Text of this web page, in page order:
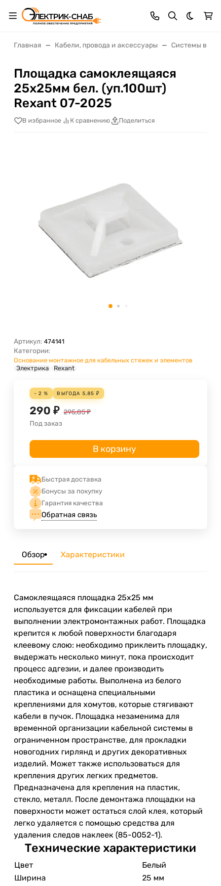
Темная
Главная Кабели, провода и аксессуары Системы
Площадка самоклеящаяся
25х25мм бел. (уп.100шт)
Rexant 07-2025
В избранное К сравнению Поделиться
Артикул: 474141
Категории:
Основание монтажное для кабельных стяжек и элементов
Электрика
Rexant
- 2 % ВЫГОДА 5,85 ₽
290 ₽ 295,85₽
Под заказ
В корзину
Быстрая доставка
Бонусы за покупку
Гарантия качества
Обратная связь
Обзор Характеристики
Самоклеящаяся площадка 25х25 мм
используется для фиксации кабелей при
выполнении электромонтажных работ. Площадка
крепится к любой поверхности благодаря
клеевому слою: необходимо приклеить площадку,
выдержать несколько минут, пока происходит
процесс адгезии, и далее производить
необходимые работы. Выполнена из белого
пластика и оснащена специальными
креплениями для хомутов, которые стягивают
кабели в пучок. Площадка незаменима для
временной организации кабельной системы в
ограниченном пространстве, для прокладки
новогодних гирлянд и других декоративных
изделий. Может также использоваться для
крепления других легких предметов.
Предназначена для крепления на пластик,
стекло, металл. После демонтажа площадки на
поверхности может остаться слой клея, который
легко удаляется с помощью средства для
удаления следов наклеек (85-0052-1).
Технические характеристики
Цвет
Белый
Ширина
25 мм